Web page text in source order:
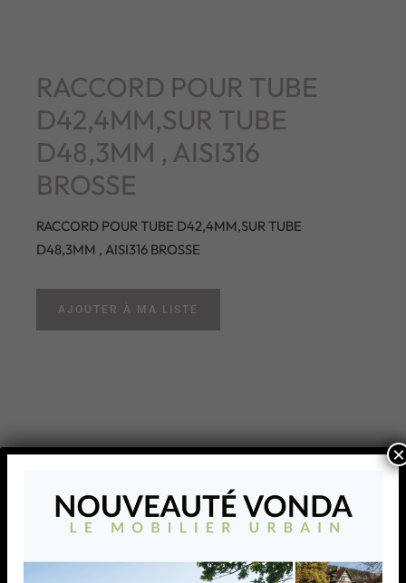
RACCORD POUR TUBE
D42,4MM,SUR TUBE
D48,3MM , AISI316
BROSSE
RACCORD POUR TUBE D42,4MM,SUR TUBE
D48,3MM , AISI316 BROSSE
AJOUTER À MA LISTE
×